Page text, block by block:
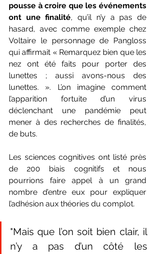
pousse à croire que les événements
ont une finalité, qu’il n’y a pas de
hasard, avec comme exemple chez
Voltaire le personnage de Pangloss
qui affirmait « Remarquez bien que les
nez ont été faits pour porter des
lunettes ; aussi avons-nous des
lunettes. ». L’on imagine comment
l’apparition fortuite d’un virus
déclenchant une pandémie peut
mener à des recherches de finalités,
de buts.
Les sciences cognitives ont listé près
de 200 biais cognitifs et nous
pourrions faire appel à un grand
nombre d’entre eux pour expliquer
l’adhésion aux théories du complot.
"Mais que l’on soit bien clair, il
n’y a pas d’un côté les